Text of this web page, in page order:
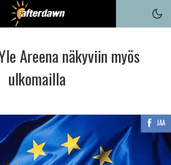
Areena näkyviin myös
ulkomailla
JAA